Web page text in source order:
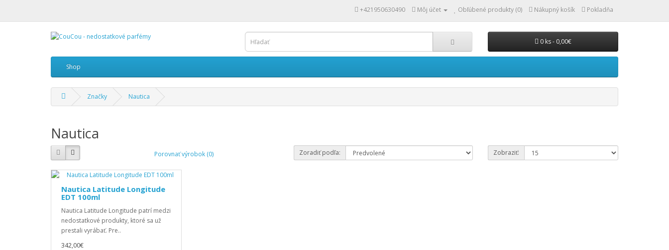
+421950630490 Môj účet Obľúbené produkty (0) Nákupný košík Pokladňa
0 ks - 0,00€
Shop
Značky Nautica
Nautica
Porovnať výrobok (0) Zoradiť podľa: Zobraziť:
Nautica Latitude Longitude
EDT 100ml
Nautica Latitude Longitude patrí medzi
nedostatkové produkty, ktoré sa už
prestali vyrábať. Pre..
342,00€